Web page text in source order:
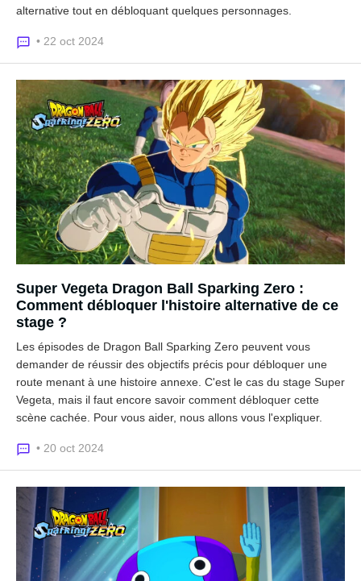
alternative tout en débloquant quelques personnages.
• 22 oct 2024
Super Vegeta Dragon Ball Sparking Zero :
Comment débloquer l'histoire alternative de ce
stage ?
Les épisodes de Dragon Ball Sparking Zero peuvent vous
demander de réussir des objectifs précis pour débloquer une
route menant à une histoire annexe. C'est le cas du stage Super
Vegeta, mais il faut encore savoir comment débloquer cette
scène cachée. Pour vous aider, nous allons vous l'expliquer.
• 20 oct 2024